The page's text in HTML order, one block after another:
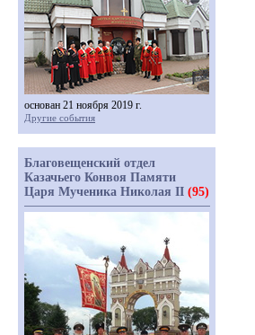
основан 21 ноября 2019 г.
Другие события
Благовещенский отдел
Казачьего Конвоя Памяти
Царя Мученика Николая II (95)